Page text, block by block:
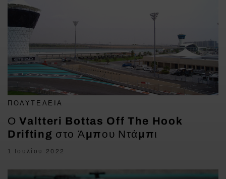
ΠΟΛΥΤΈΛΕΙΑ
Ο Valtteri Bottas Off The Hook
Drifting στο Άμπου Ντάμπι
1 Ιουλίου 2022